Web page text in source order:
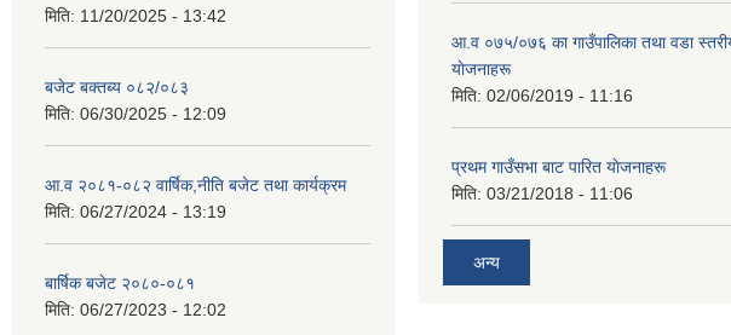
मिति: 11/20/2025 - 13:42
बजेट बक्तब्य ०८२/०८३
मिति: 06/30/2025 - 12:09
आ.व २०८१-०८२ वार्षिक,नीति बजेट तथा कार्यक्रम
मिति: 06/27/2024 - 13:19
बार्षिक बजेट २०८०-०८१
मिति: 06/27/2023 - 12:02
आ‍.व ०७५/०७६ का गाउँपालिका तथा वडा
याेजनाहरू
मिति: 02/06/2019 - 11:16
प्रथम गाउँसभा बाट पारित याेजनाहरू
मिति: 03/21/2018 - 11:06
अन्य